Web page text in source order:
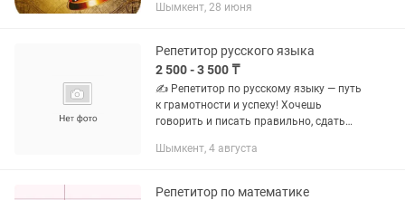
истории и помогут легко запомнить
Шымкент, 28 июня
Репетитор русского языка
2 500 - 3 500 ₸
✍️ Репетитор по русскому языку — путь
к грамотности и успеху! Хочешь
говорить и писать правильно, сдать
подготовиться к олимпиаде? Я помогу
Шымкент, 4 августа
Репетитор по математике